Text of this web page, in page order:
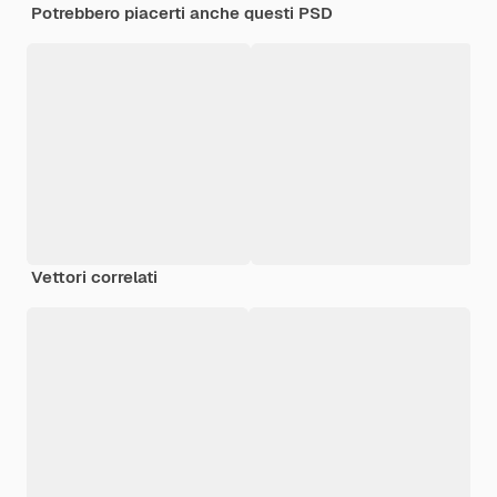
Potrebbero piacerti anche questi PSD
Vettori correlati